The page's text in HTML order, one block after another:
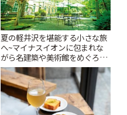
夏の軽井沢を堪能する小さな旅
へ~マイナスイオンに包まれな
がら名建築や美術館をめぐろう
~ | ことりっぷ